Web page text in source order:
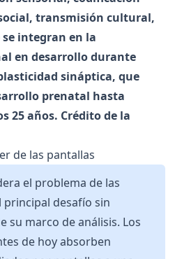
transmisión cultural,
integran en la
en desarrollo durante
sináptica, que
prenatal hasta
25 años. Crédito de la
de las pantallas
el problema de las
principal desafío sin
su marco de análisis. Los
de hoy absorben